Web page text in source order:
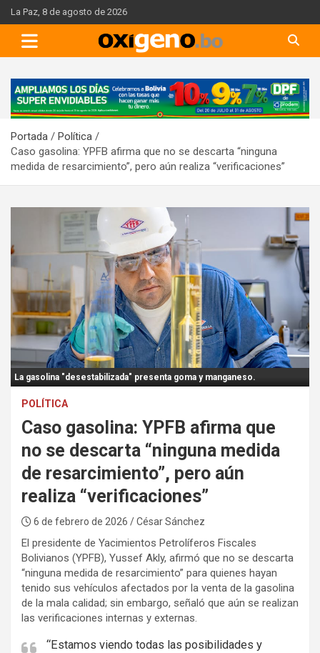
Skip
to
content
La Paz, 8 de agosto de 2026
A
d
e
r
t
e
n
t
:
Portada
Política
Caso gasolina: YPFB afirma que no se descarta “ninguna
medida de resarcimiento”, pero aún realiza “verificaciones”
La gasolina "desestabilizada" presenta goma y manganeso.
POLÍTICA
Caso gasolina: YPFB afirma que
no se descarta “ninguna medida
de resarcimiento”, pero aún
realiza “verificaciones”
6 de febrero de 2026 / César Sánchez
El presidente de Yacimientos Petrolíferos Fiscales
Bolivianos (YPFB), Yussef Akly, afirmó que no se descarta
“ninguna medida de resarcimiento” para quienes hayan
tenido sus vehículos afectados por la venta de la gasolina
de la mala calidad; sin embargo, señaló que aún se realizan
las verificaciones internas y externas.
“Estamos viendo todas las posibilidades y